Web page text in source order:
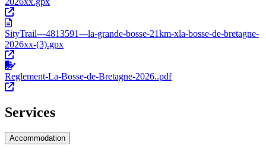
SityTrail---4813591---la-grande-bosse-21km-xla-bosse-de-bretagne-
2026xx-(3).gpx
Reglement-La-Bosse-de-Bretagne-2026..pdf
Services
Accommodation